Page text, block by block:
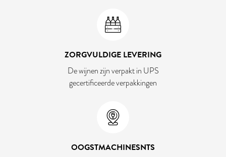
ZORGVULDIGE LEVERING
De wijnen zijn verpakt in UPS
gecertificeerde verpakkingen
OOGSTMACHINESNTS